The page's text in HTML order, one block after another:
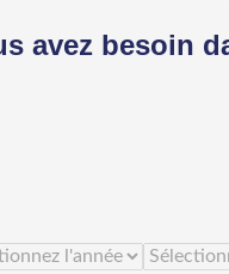
avez besoin